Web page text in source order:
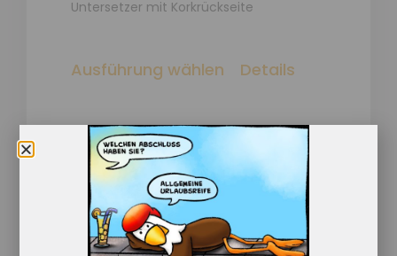
Untersetzer mit Korkrückseite
Ausführung wählen Details